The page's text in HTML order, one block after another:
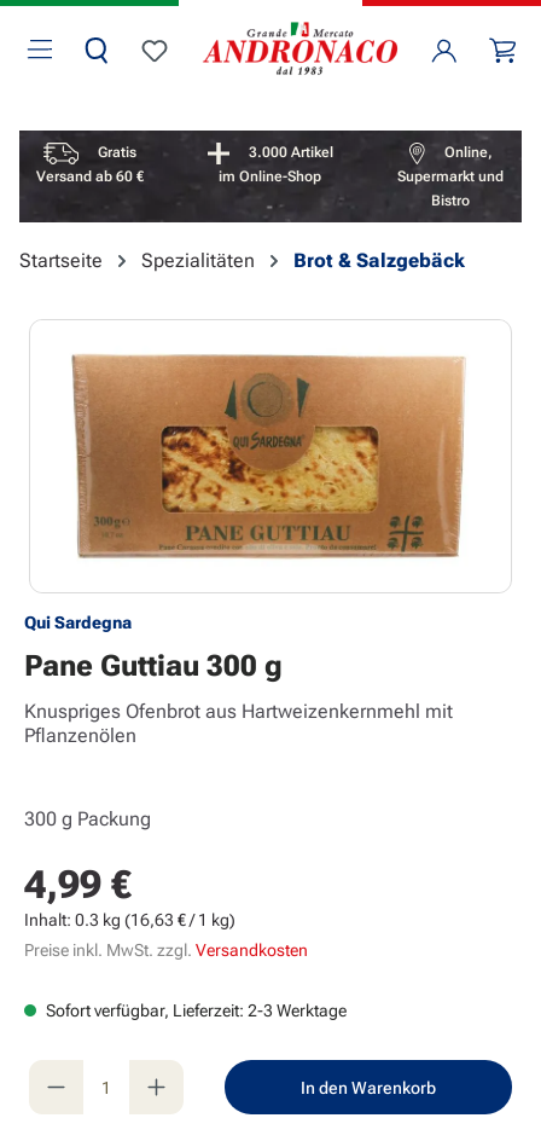
Zum Hauptinhalt springen
Du hast 0 Produkte auf dem Merkzettel
Vorteile überspringen
Gratis
Versand ab 60 €
3.000 Artikel
im Online-Shop
Online,
Supermarkt und
Bistro
Startseite Spezialitäten Brot & Salzgebäck
Bildergalerie überspringen
Qui Sardegna
Pane Guttiau 300 g
Knuspriges Ofenbrot aus Hartweizenkernmehl mit
Pflanzenölen
300 g Packung
Regulärer Preis:
4,99 €
Inhalt: 0.3 kg (16,63 € / 1 kg)
Preise inkl. MwSt. zzgl. Versandkosten
Sofort verfügbar, Lieferzeit: 2-3 Werktage
Produkt Anzahl: Gib den gewünschten
In den Warenkorb